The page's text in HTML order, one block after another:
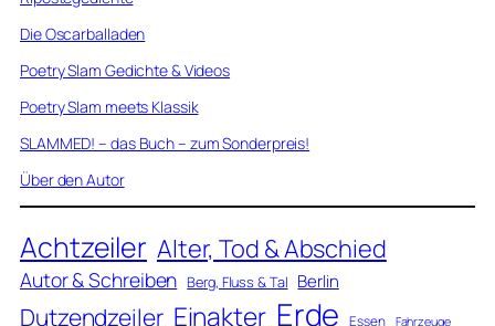
Die Oscarballaden
Poetry Slam Gedichte & Videos
Poetry Slam meets Klassik
SLAMMED! – das Buch – zum Sonderpreis!
Über den Autor
Achtzeiler Alter, Tod & Abschied
Autor & Schreiben Berg, Fluss & Tal Berlin
Dutzendzeiler Einakter Erde Essen Fahrzeuge